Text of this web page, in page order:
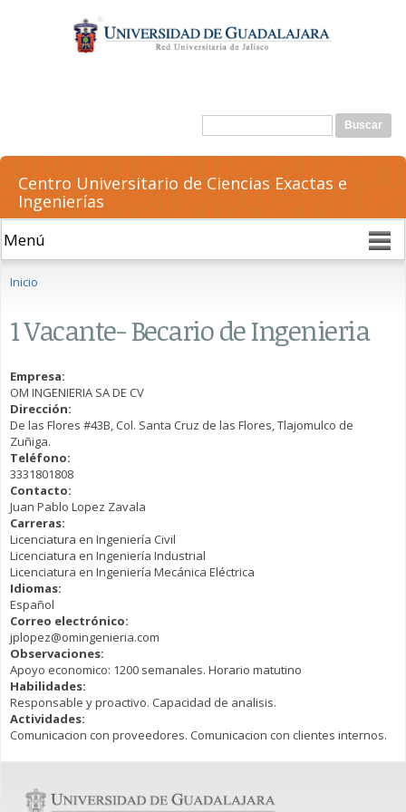
contenido
principal
Formulario de búsqueda
Buscar
Centro Universitario de Ciencias Exactas e
Ingenierías
Inicio
1 Vacante- Becario de Ingenieria
Empresa:
OM INGENIERIA SA DE CV
Dirección:
De las Flores #43B, Col. Santa Cruz de las Flores, Tlajomulco de
Zuñiga.
Teléfono:
3331801808
Contacto:
Juan Pablo Lopez Zavala
Carreras:
Licenciatura en Ingeniería Civil
Licenciatura en Ingeniería Industrial
Licenciatura en Ingeniería Mecánica Eléctrica
Idiomas:
Español
Correo electrónico:
jplopez@omingenieria.com
Observaciones:
Apoyo economico: 1200 semanales. Horario matutino
Habilidades:
Responsable y proactivo. Capacidad de analisis.
Actividades:
Comunicacion con proveedores. Comunicacion con clientes internos.